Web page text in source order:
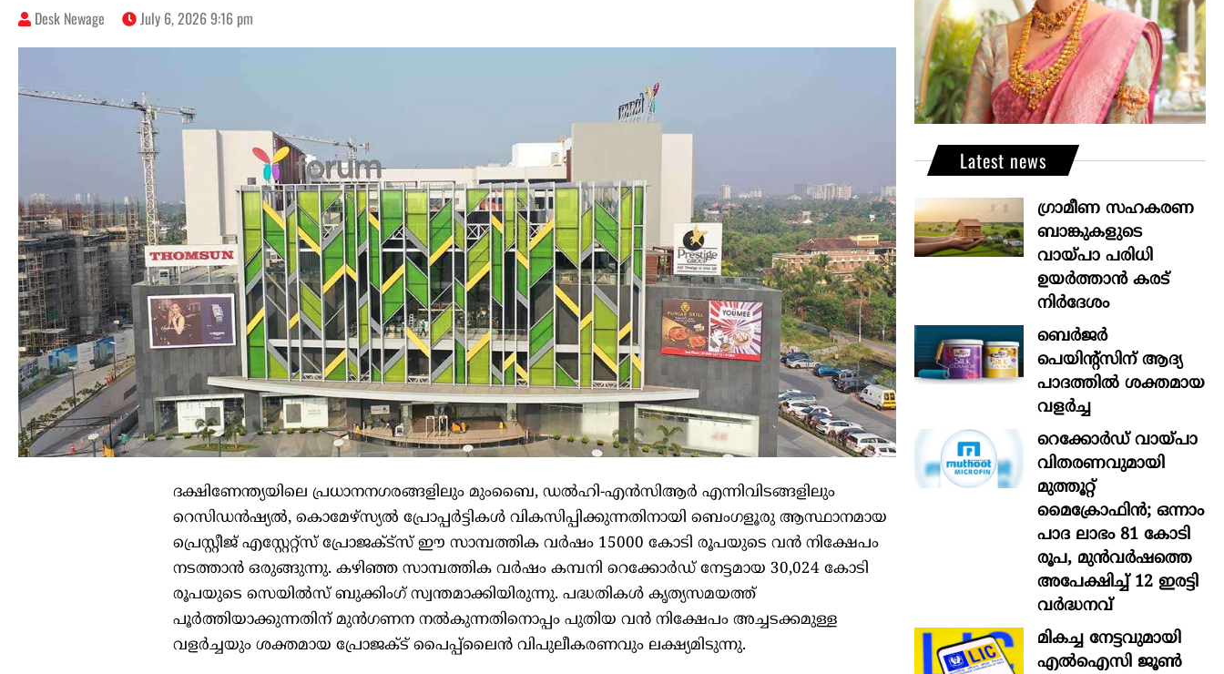
Desk Newage July 6, 2026 9:16 pm
ദക്ഷിണേന്ത്യയിലെ പ്രധാനനഗരങ്ങളിലും മുംബൈ, ഡൽഹി-എൻസിആർ എന്നിവിടങ്ങളിലും
റെസിഡൻഷ്യൽ, കൊമേഴ്സ്യൽ പ്രോപ്പർട്ടികൾ വികസിപ്പിക്കുന്നതിനായി ബെംഗളൂരു ആസ്ഥാനമായ
പ്രെസ്റ്റീജ് എസ്റ്റേറ്റ്സ് പ്രോജക്ട്സ് ഈ സാമ്പത്തിക വർഷം 15000 കോടി രൂപയുടെ വൻ നിക്ഷേപം
നടത്താൻ ഒരുങ്ങുന്നു. കഴിഞ്ഞ സാമ്പത്തിക വർഷം കമ്പനി റെക്കോർഡ് നേട്ടമായ 30,024 കോടി
രൂപയുടെ സെയിൽസ് ബുക്കിംഗ് സ്വന്തമാക്കിയിരുന്നു. പദ്ധതികൾ കൃത്യസമയത്ത്
പൂർത്തിയാക്കുന്നതിന് മുൻഗണന നൽകുന്നതിനൊപ്പം പുതിയ വൻ നിക്ഷേപം അച്ചടക്കമുള്ള
വളർച്ചയും ശക്തമായ പ്രോജക്ട് പൈപ്പ്‌ലൈൻ വിപുലീകരണവും ലക്ഷ്യമിടുന്നു.
Latest news
ഗ്രാമീണ സഹകരണ
ബാങ്കുകളുടെ
വായ്പാ പരിധി
ഉയർത്താൻ കരട്
നിർദേശം
ബെർജർ
പെയിന്റ്സിന് ആദ്യ
പാദത്തിൽ ശക്തമായ
വളർച്ച
റെക്കോർഡ് വായ്പാ
വിതരണവുമായി
മുത്തൂറ്റ്
മൈക്രോഫിൻ; ഒന്നാം
പാദ ലാഭം 81 കോടി
രൂപ, മുൻവർഷത്തെ
അപേക്ഷിച്ച് 12 ഇരട്ടി
വർദ്ധനവ്
മികച്ച നേട്ടവുമായി
എൽഐസി ജൂൺ